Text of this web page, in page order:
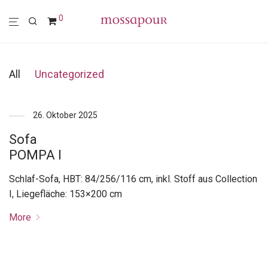
0
All Uncategorized
26. Oktober 2025
Sofa
POMPA I
Schlaf-Sofa, HBT: 84/256/116 cm, inkl. Stoff aus Collection
I, Liegefläche: 153×200 cm
More